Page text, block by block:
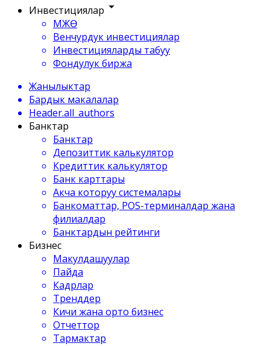
Инвестициялар
МЖӨ
Венчурдук инвестициялар
Инвестицияларды табуу
Фондулук биржа
Жанылыктар
Бардык макалалар
Header.all_authors
Банктар
Банктар
Депозиттик калькулятор
Кредиттик калькулятор
Банк карттары
Акча которуу системалары
Банкоматтар, POS-терминалдар жана
филиалдар
Банктардын рейтинги
Бизнес
Макулдашуулар
Пайда
Кадрлар
Тренддер
Кичи жана орто бизнес
Отчеттор
Тармактар